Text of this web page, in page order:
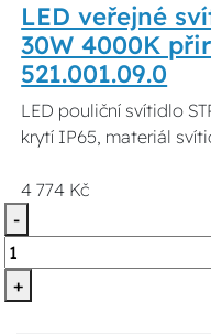
LED veřejné
30W 4000K
521.001.09.0
LED pouliční svítidlo
krytí IP65, materiál
4 774 Kč
-
+